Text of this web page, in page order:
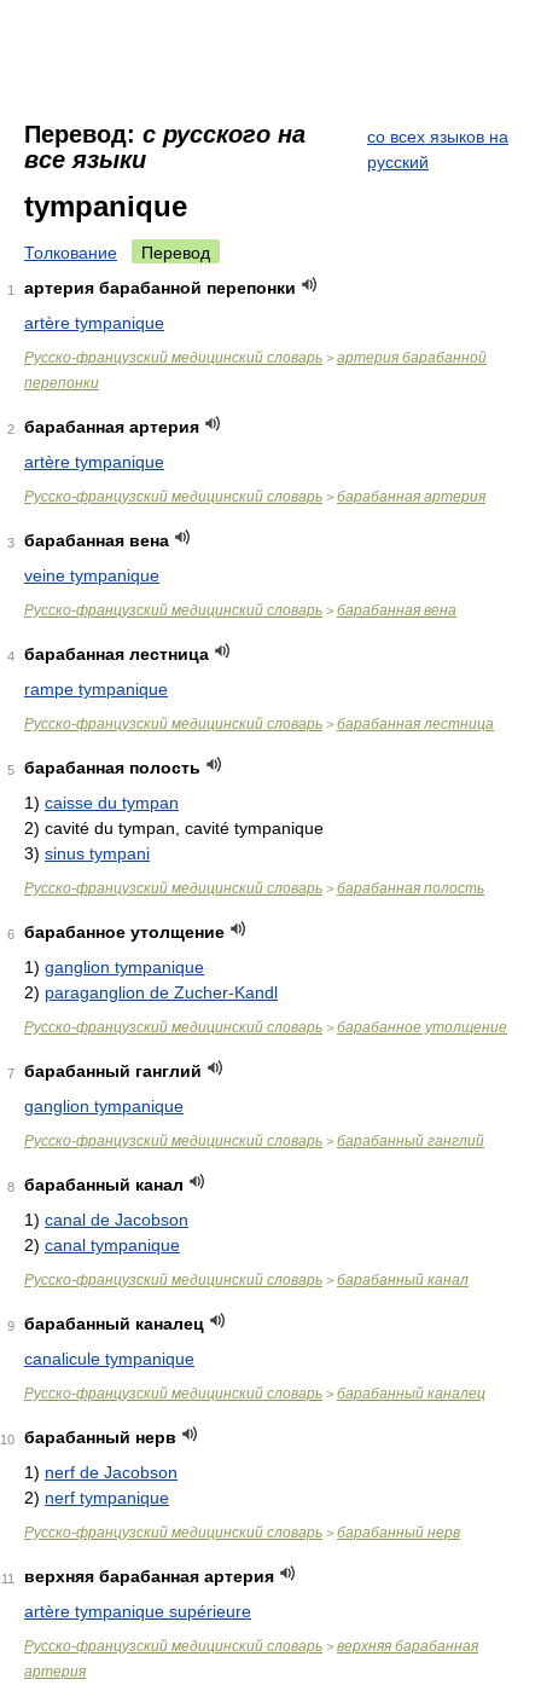
Перевод: с русского на
все языки
со всех языков на
русский
tympanique
Толкование Перевод
1
артерия барабанной перепонки
artère tympanique
Русско-французский медицинский словарь > артерия барабанной
перепонки
2
барабанная артерия
artère tympanique
Русско-французский медицинский словарь > барабанная артерия
3
барабанная вена
veine tympanique
Русско-французский медицинский словарь > барабанная вена
4
барабанная лестница
rampe tympanique
Русско-французский медицинский словарь > барабанная лестница
5
барабанная полость
1) caisse du tympan
2) cavité du tympan, cavité tympanique
3) sinus tympani
Русско-французский медицинский словарь > барабанная полость
6
барабанное утолщение
1) ganglion tympanique
2) paraganglion de Zucher-Kandl
Русско-французский медицинский словарь > барабанное утолщение
7
барабанный ганглий
ganglion tympanique
Русско-французский медицинский словарь > барабанный ганглий
8
барабанный канал
1) canal de Jacobson
2) canal tympanique
Русско-французский медицинский словарь > барабанный канал
9
барабанный каналец
canalicule tympanique
Русско-французский медицинский словарь > барабанный каналец
10
барабанный нерв
1) nerf de Jacobson
2) nerf tympanique
Русско-французский медицинский словарь > барабанный нерв
11
верхняя барабанная артерия
artère tympanique supérieure
Русско-французский медицинский словарь > верхняя барабанная
артерия